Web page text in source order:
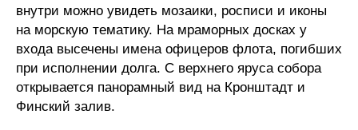
внутри можно увидеть мозаики, росписи и иконы
на морскую тематику. На мраморных досках у
входа высечены имена офицеров флота, погибших
при исполнении долга. С верхнего яруса собора
открывается панорамный вид на Кронштадт и
Финский залив.